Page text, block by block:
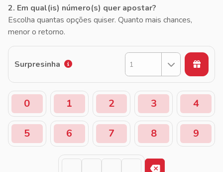
2. Em qual(is) número(s) quer apostar?
Escolha quantas opções quiser. Quanto mais chances,
menor o retorno.
Surpresinha 1
0 1 2 3 4
5 6 7 8 9